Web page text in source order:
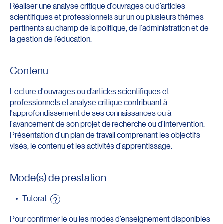
Réaliser une analyse critique d'ouvrages ou d’articles
scientifiques et professionnels sur un ou plusieurs thèmes
pertinents au champ de la politique, de l'administration et de
la gestion de l’éducation.
Contenu
Lecture d'ouvrages ou d’articles scientifiques et
professionnels et analyse critique contribuant à
l'approfondissement de ses connaissances ou à
l'avancement de son projet de recherche ou d'intervention.
Présentation d'un plan de travail comprenant les objectifs
visés, le contenu et les activités d'apprentissage.
Mode(s) de prestation
Tutorat
?
Pour confirmer le ou les modes d’enseignement disponibles